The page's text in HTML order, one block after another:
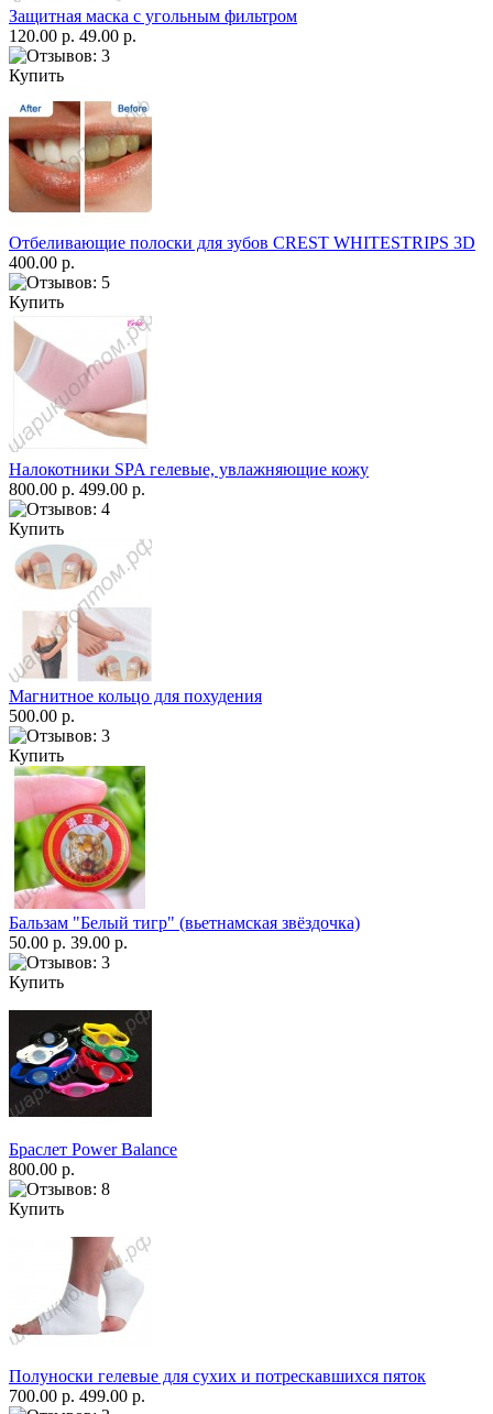
Защитная маска с угольным фильтром
120.00 р. 49.00 р.
Купить
Отбеливающие полоски для зубов CREST WHITESTRIPS 3D
400.00 р.
Купить
Налокотники SPA гелевые, увлажняющие кожу
800.00 р. 499.00 р.
Купить
Магнитное кольцо для похудения
500.00 р.
Купить
Бальзам "Белый тигр" (вьетнамская звёздочка)
50.00 р. 39.00 р.
Купить
Браслет Power Balance
800.00 р.
Купить
Полуноски гелевые для сухих и потрескавшихся пяток
700.00 р. 499.00 р.